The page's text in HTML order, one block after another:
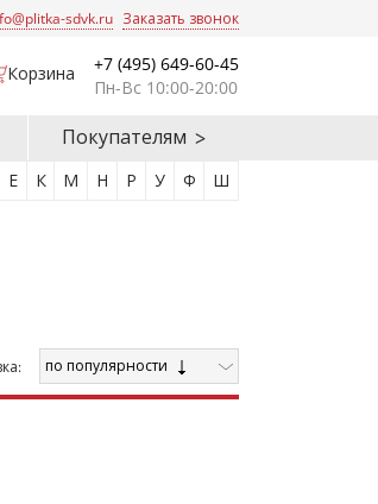
sdvk.ru Заказать звонок
Корзина
+7 (495) 649-60-45
Пн-Вс 10:00-20:00
Покупателям
Е К М Н Р У Ф Ш
по популярности